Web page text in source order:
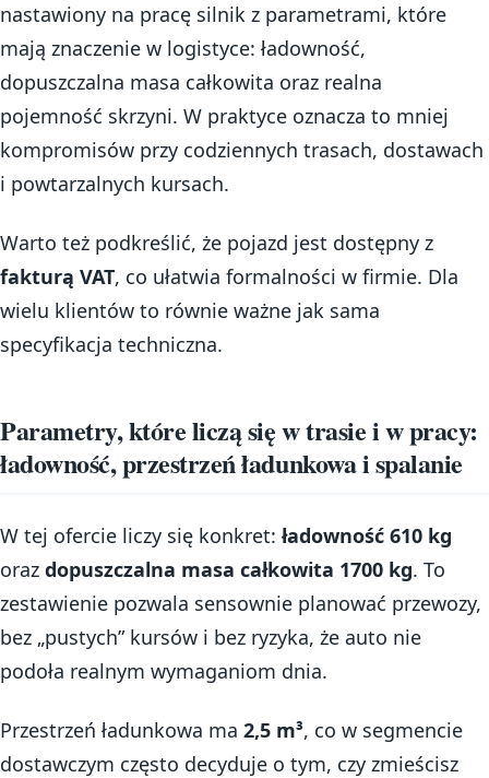
nastawiony na pracę silnik z parametrami, które
mają znaczenie w logistyce: ładowność,
dopuszczalna masa całkowita oraz realna
pojemność skrzyni. W praktyce oznacza to mniej
kompromisów przy codziennych trasach, dostawach
i powtarzalnych kursach.
Warto też podkreślić, że pojazd jest dostępny z
fakturą VAT, co ułatwia formalności w firmie. Dla
wielu klientów to równie ważne jak sama
specyfikacja techniczna.
Parametry, które liczą się w trasie i w pracy:
ładowność, przestrzeń ładunkowa i spalanie
W tej ofercie liczy się konkret: ładowność 610 kg
oraz dopuszczalna masa całkowita 1700 kg. To
zestawienie pozwala sensownie planować przewozy,
bez „pustych” kursów i bez ryzyka, że auto nie
podoła realnym wymaganiom dnia.
Przestrzeń ładunkowa ma 2,5 m³, co w segmencie
dostawczym często decyduje o tym, czy zmieścisz